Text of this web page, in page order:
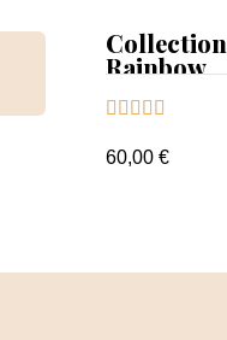
Collection
Rainbow
nuancier
    
60,00 €